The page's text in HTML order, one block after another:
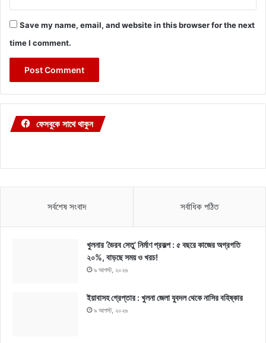
Save my name, email, and website in this browser for the next
time I comment.
ফেসবুকে সাথে থাকুন
সর্বশেষ সংবাদ সর্বাধিক পঠিত
খুলনার ‘ভৈরব সেতু’ নির্মাণ প্রকল্প : ৫ বছরে কাজের অগ্রগতি
২০%, বাড়ছে সময় ও খরচ!
৯ আগস্ট, ২০২৬
ইয়াবাসহ গ্রেপ্তার : খুলনা জেলা যুবদল থেকে নাসির বহিষ্কার
৯ আগস্ট, ২০২৬